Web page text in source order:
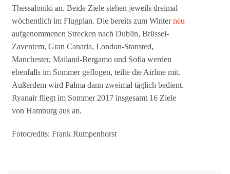
Thessaloniki an. Beide Ziele stehen jeweils dreimal
wöchentlich im Flugplan. Die bereits zum Winterneu
aufgenommenen Strecken nach Dublin, Brüssel-
Zaventem, Gran Canaria, London-Stansted,
Manchester, Mailand-Bergamo und Sofia werden
ebenfalls im Sommer geflogen, teilte die Airline mit.
Außerdem wird Palma dann zweimal täglich bedient.
Ryanair fliegt im Sommer 2017 insgesamt 16 Ziele
von Hamburg aus an.
Fotocredits: Frank Rumpenhorst